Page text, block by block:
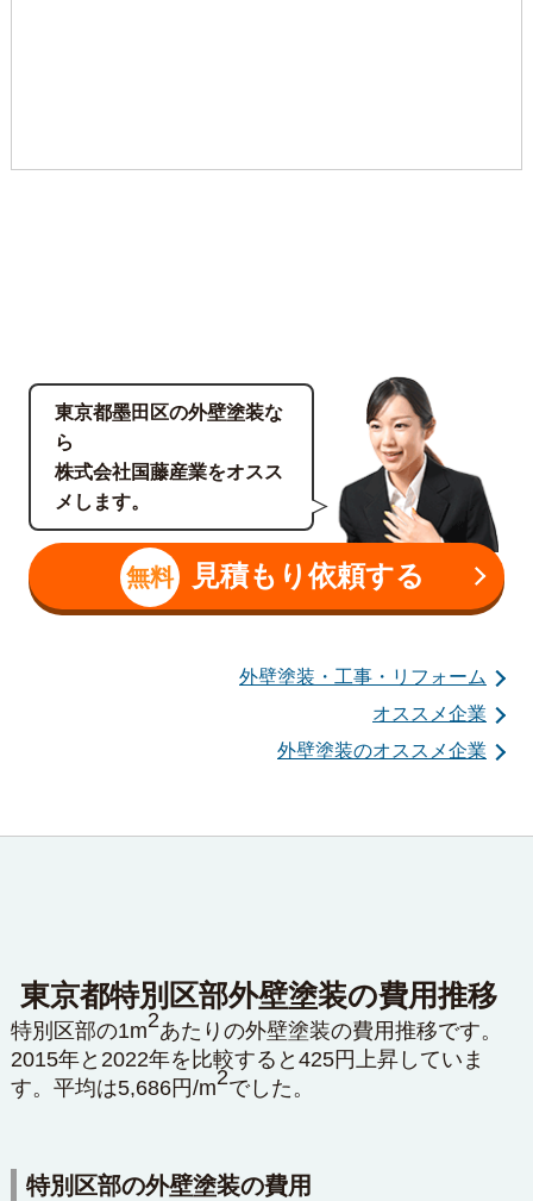
東京都墨田区の外壁塗装な
ら
株式会社国藤産業をオスス
メします。
無料 見積もり依頼する
外壁塗装・工事・リフォーム
オススメ企業
外壁塗装のオススメ企業
東京都特別区部外壁塗装の費用推移
特別区部の1m2あたりの外壁塗装の費用推移です。
2015年と2022年を比較すると425円上昇していま
す。平均は5,686円/m2でした。
特別区部の外壁塗装の費用